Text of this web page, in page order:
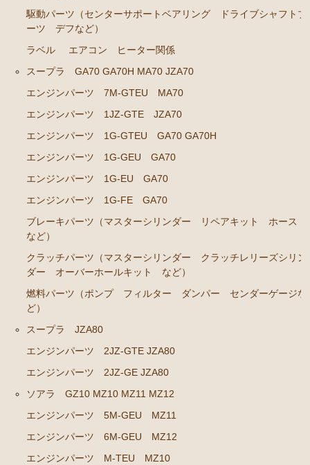
燃料パーツ（ポンプ フィルター ダンパー センダ
ーゲージなど）
駆動パーツ（センターサポートベアリング ドライブ
シャフトブーツ デフなど）
エアコン/ヒーター関係
マークⅡ クレスタ チェイサー JZX90 JZX91 JZX93 GX9
0 SX90
エンジンパーツ 1JZ-GE JZX90 JZX93
エンジンパーツ 2J-GE JZX91
エンジンパーツ 1G-FE GX90
クラッチパーツ（マスターシリンダー クラッチレリ
ーズシリンダー オーバーホールキット など）
マークⅡ クレスタ チェイサー JZX100 JZX101 JZX105
GX100 GX105
エンジンパーツ 2JZ-GE JZX101
エンジンパーツ 1G-FE GX100
ーズシリンダー オーバーホールキット など）
エンジンパーツ 5Ｍ-EU
駆動パーツ（センターサポートベアリング ドライブシャフトブ
ーツ デフなど）
ラベル
エアコン ヒーター関係
スープラ GA70 GA70H MA70 JZA70
エンジンパーツ 7M-GTEU MA70
エンジンパーツ 1JZ-GTE JZA70
エンジンパーツ 1G-GTEU GA70 GA70H
エンジンパーツ 1G-GEU GA70
エンジンパーツ 1G-EU GA70
エンジンパーツ 1G-FE GA70
ブレーキパーツ（マスターシリンダー リペアキット ホース
など）
クラッチパーツ（マスターシリンダー クラッチレリーズシリン
ダー オーバーホールキット など）
燃料パーツ（ポンプ フィルター ダンパー センダーゲージな
ど）
スープラ JZA80
エンジンパーツ 2JZ-GTE JZA80
エンジンパーツ 2JZ-GE JZA80
ソアラ GZ10 MZ10 MZ11 MZ12
エンジンパーツ 5M-GEU MZ11
エンジンパーツ 6M-GEU MZ12
エンジンパーツ M-TEU MZ10